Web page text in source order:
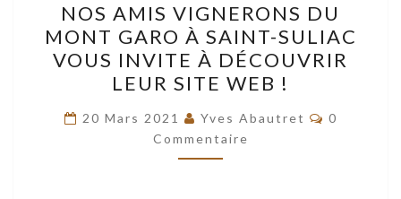
AMIS
VIGNERONS
DU
MONT
GARO
À
SAINT-
NOS AMIS VIGNERONS DU
MONT GARO À SAINT-SULIAC
VOUS INVITE À DÉCOUVRIR
LEUR SITE WEB !
20 Mars 2021 Yves Abautret
0
Commentaire